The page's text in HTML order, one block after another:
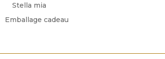
Stella mia
Emballage cadeau